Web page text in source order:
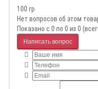
100 гр
Нет вопросов об этом
Показано с 0 по 0 из 0
Написать вопрос